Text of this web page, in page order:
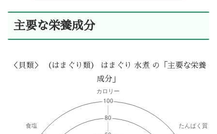
主要な栄養成分
＜貝類＞ （はまぐり類） はまぐり 水煮 の「主要な栄養
成分」